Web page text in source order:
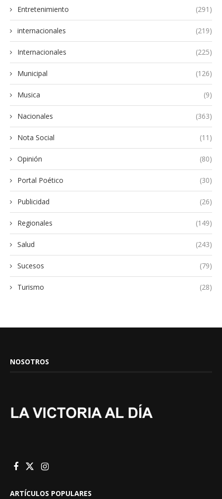
Entretenimiento (291)
internacionales (219)
Internacionales (225)
Municipal (126)
Musica (9)
Nacionales (363)
Nota Social (11)
Opinión (80)
Portal Poético (30)
Publicidad (26)
Regionales (149)
Salud (243)
Sucesos (79)
Turismo (28)
NOSOTROS
ARTÍCULOS POPULARES